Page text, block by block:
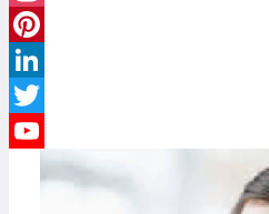
Instagram
Pinterest
LinkedIn
Twitter
YouTube